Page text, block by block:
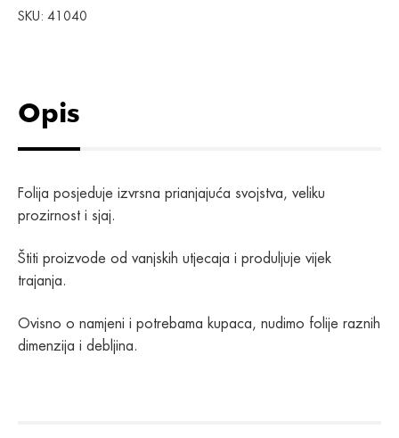
SKU: 41040
Opis
Folija posjeduje izvrsna prianjajuća svojstva, veliku
prozirnost i sjaj.
Štiti proizvode od vanjskih utjecaja i produljuje vijek
trajanja.
Ovisno o namjeni i potrebama kupaca, nudimo folije raznih
dimenzija i debljina.